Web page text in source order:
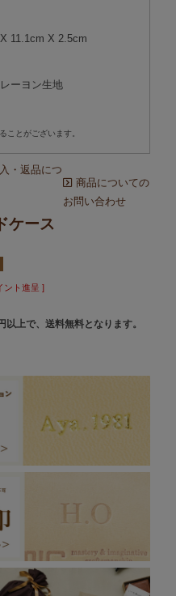
11.1cm X 2.5cm
ーヨン生地
ことがございます。
・返品につ
商品についての
お問い合わせ
ケース
ント進呈 ]
上で、送料無料となります。